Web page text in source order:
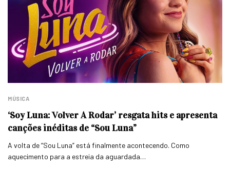
MÚSICA
‘Soy Luna: Volver A Rodar’ resgata hits e apresenta
canções inéditas de “Sou Luna”
A volta de “Sou Luna” está finalmente acontecendo. Como
aquecimento para a estreia da aguardada…